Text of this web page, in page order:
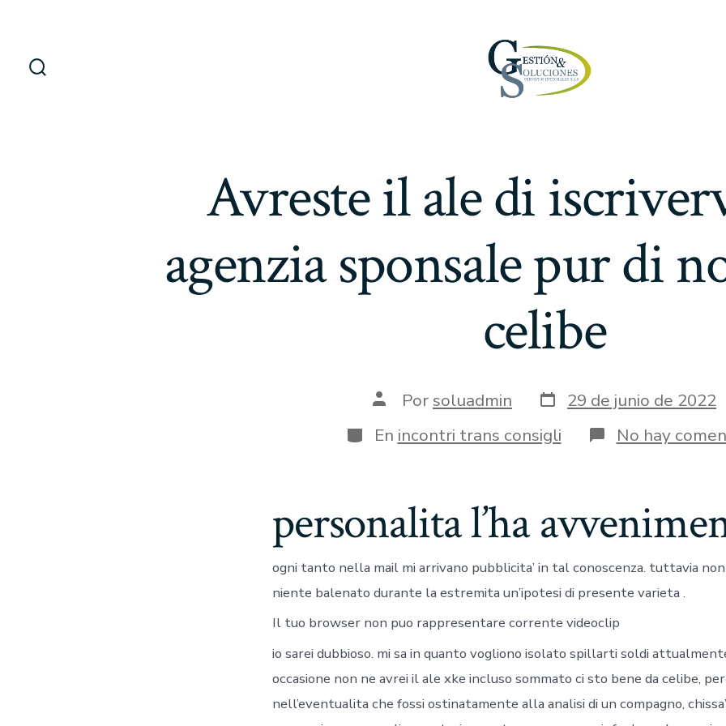
contenido
Avreste il ale di
agenzia sponsale pur di
celibe
Autor
la
entrada
Por soluadmin Fecha
de
publicación
29 de junio de 2022
Categorías
En incontri trans consigli No hay
personalita l’ha
ogni tanto nella mail mi arrivano pubblicita’ in tal conoscenza. tuttavia non
niente balenato durante la estremita un’ipotesi di presente varieta .
Il tuo browser non puo rappresentare corrente videoclip
io sarei dubbioso. mi sa in quanto vogliono isolato spillarti soldi
occasione non ne avrei il ale xke incluso sommato ci sto bene da celibe,
nell’eventualita che fossi ostinatamente alla analisi di un compagno,